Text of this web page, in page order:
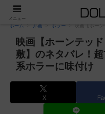
PR
ホーム 邦画 ホラー 映画【ホー
映画【ホーンテッ
敷】のネタバレ！
系ホラーに味付け
X
メニュー